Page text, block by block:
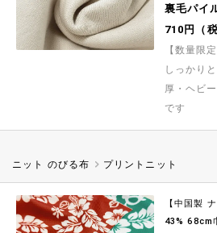
裏毛パイ
710円（
【数量限定
しっかり
厚・ヘビ
です
ニット のびる布 プリントニット
【中国製
43% 68cm